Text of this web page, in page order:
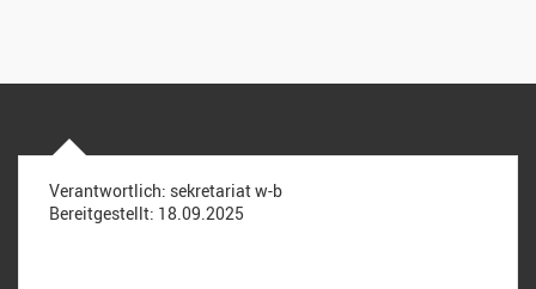
Verantwortlich: sekretariat w-b
Bereitgestellt: 18.09.2025